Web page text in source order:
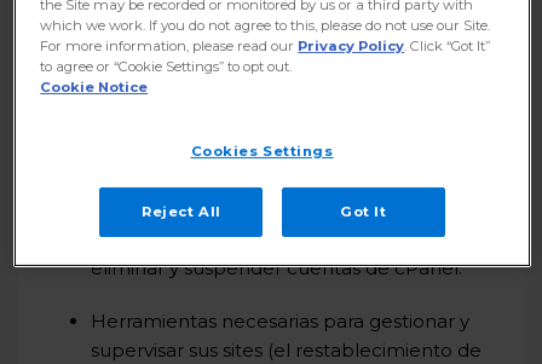
Herramientas necesarias para crear,
eliminar y suspender cuentas de cPanel.
Herramientas necesarias para gestionar y
supervisar sus sites (el restablecimiento de
the Site may be recorded or monitored by us or a third party with
which we work. If you do not agree to this, please do not use our Site.
For more information, please read our Privacy Policy . Click “Got It”
to agree or “Cookie Settings” to opt out.
Cookie Notice
Cookies Settings
Reject All Got It